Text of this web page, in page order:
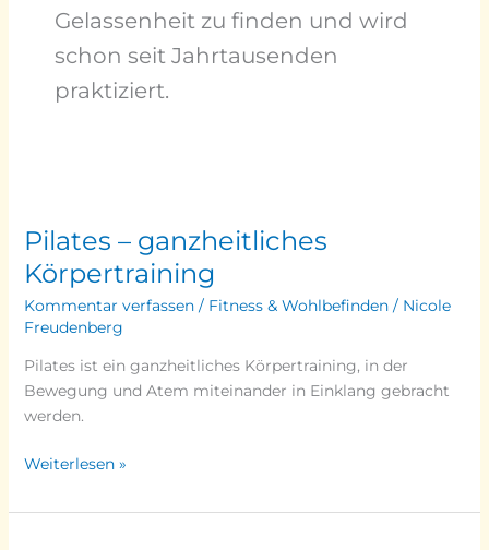
Gelassenheit zu finden und wird
schon seit Jahrtausenden
praktiziert.
Pilates – ganzheitliches
Körpertraining
Kommentar verfassen / Fitness & Wohlbefinden/ Nicole
Freudenberg
Pilates ist ein ganzheitliches Körpertraining, in der
Bewegung und Atem miteinander in Einklang gebracht
werden.
ganzheitliches
Körpertraining
Weiterlesen »